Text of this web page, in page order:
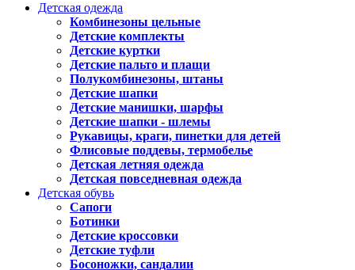
Детская одежда
Комбинезоны цельные
Детские комплекты
Детские куртки
Детские пальто и плащи
Полукомбинезоны, штаны
Детские шапки
Детские манишки, шарфы
Детские шапки - шлемы
Рукавицы, краги, пинетки для детей
Флисовые поддевы, термобелье
Детская летняя одежда
Детская повседневная одежда
Детская обувь
Сапоги
Ботинки
Детские кроссовки
Детские туфли
Босоножки, сандалии